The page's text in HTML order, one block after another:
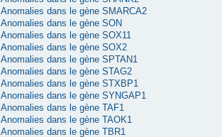
Anomalies dans le gène SMARCA2
Anomalies dans le gène SON
Anomalies dans le gène SOX11
Anomalies dans le gène SOX2
Anomalies dans le gène SPTAN1
Anomalies dans le gène STAG2
Anomalies dans le gène STXBP1
Anomalies dans le gène SYNGAP1
Anomalies dans le gène TAF1
Anomalies dans le gène TAOK1
Anomalies dans le gène TBR1